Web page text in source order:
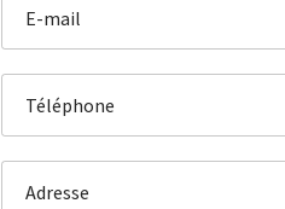
E-mail
Téléphone
Adresse